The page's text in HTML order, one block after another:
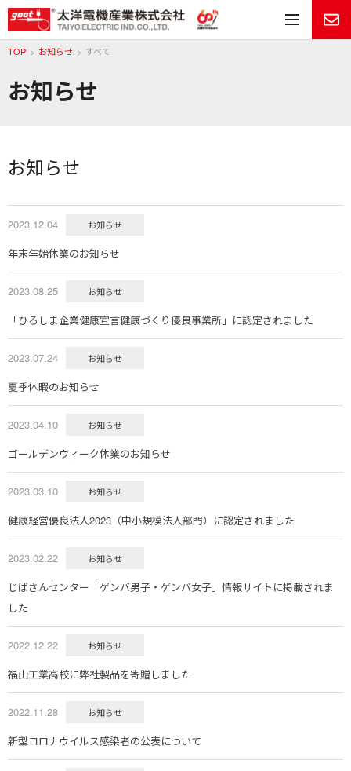
メ
お知らせ
TOP お知らせ すべて
お知らせ
2023.12.04 お知らせ
年末年始休業のお知らせ
2023.08.25 お知らせ
「ひろしま企業健康宣言健康づくり優良事業所」に認定されました
2023.07.24 お知らせ
夏季休暇のお知らせ
2023.04.10 お知らせ
ゴールデンウィーク休業のお知らせ
2023.03.10 お知らせ
健康経営優良法人2023（中小規模法人部門）に認定されました
2023.02.22 お知らせ
じばさんセンター「ゲンバ男子・ゲンバ女子」情報サイトに掲載されま
した
2022.12.22 お知らせ
福山工業高校に弊社製品を寄贈しました
2022.11.28 お知らせ
新型コロナウイルス感染者の公表について